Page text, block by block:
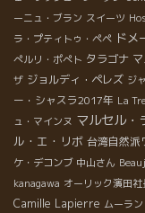
ーニュ・ブラン スイーツ
ラ・プティトゥ・ペペ ドメ
ぺルリ・ポぺト タラゴナ
ザ ジョルディ・ペレズ ジ
ー・シャスラ2017年 La
ュ・マインヌ マルセル・
ル・エ・リボ 台湾自然派
ケ・デコンブ 中山さん
kanagawa オーリック濱田社
Camille Lapierre ムーラ